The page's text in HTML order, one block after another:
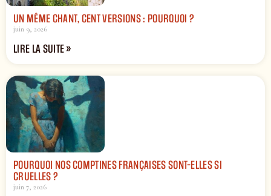
UN MÊME CHANT, CENT VERSIONS : POURQUOI ?
juin 9, 2026
LIRE LA SUITE »
POURQUOI NOS COMPTINES FRANÇAISES SONT-ELLES SI
CRUELLES ?
juin 7, 2026